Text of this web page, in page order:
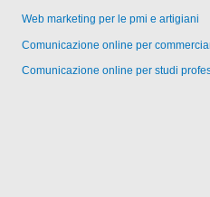
Web marketing per le pmi e artigiani
Comunicazione online per
Comunicazione online per studi